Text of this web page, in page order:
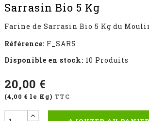
Sarrasin Bio 5 Kg
Farine de Sarrasin Bio 5 Kg du
Référence: F_SAR5
Disponible en stock: 10 Produits
20,00 €
(4,00 € le Kg) TTC